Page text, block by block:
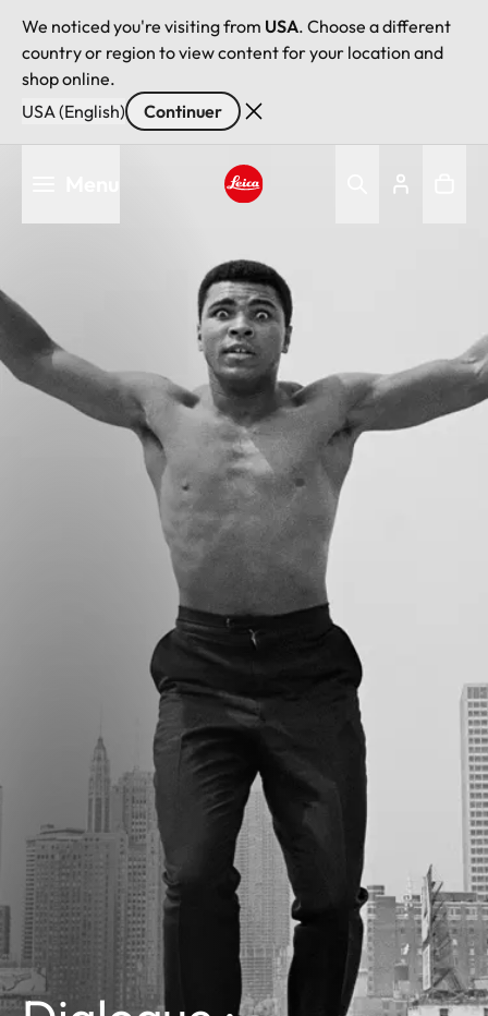
We noticed you're visiting from USA. Choose a different
country or region to view content for your location and
shop online.
USA (English)
Continuer